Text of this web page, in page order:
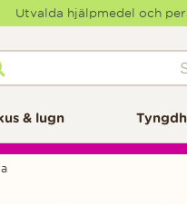
Utvalda hjälpmedel och
& lugn